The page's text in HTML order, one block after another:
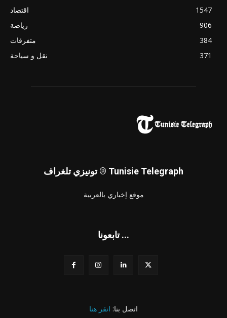
اقتصاد
1547
رياضة
906
متفرقات
384
نقل و سياحة
371
تونيزي تلغراف ® Tunisie Telegraph
موقع إخباري بالعربية
تابعونا ...
اتصل بنا: انقر هنا